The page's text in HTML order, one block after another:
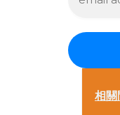
a
d
相關